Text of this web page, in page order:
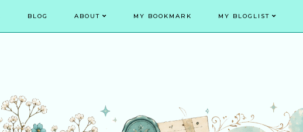
BLOG ABOUT MY BOOKMARK MY BLOGLIST